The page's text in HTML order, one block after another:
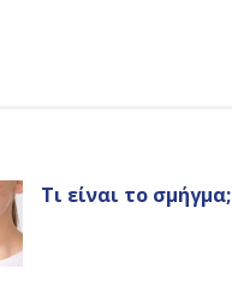
Τι είναι το σμήγμα;